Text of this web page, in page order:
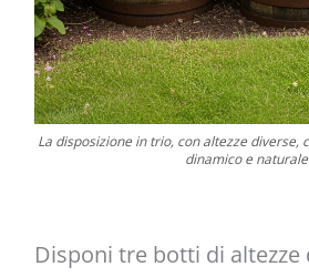
La disposizione in trio, con altezze diverse,
dinamico e
Disponi tre botti di altezze